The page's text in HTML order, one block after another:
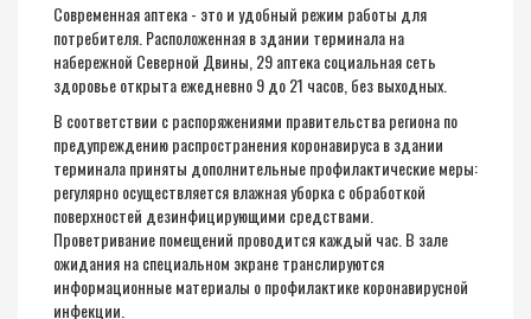
Современная аптека - это и удобный режим работы для
потребителя. Расположенная в здании терминала на
набережной Северной Двины, 29 аптека социальная сеть
здоровье открыта ежедневно 9 до 21 часов, без выходных.
В соответствии с распоряжениями правительства региона по
предупреждению распространения коронавируса в здании
терминала приняты дополнительные профилактические меры:
регулярно осуществляется влажная уборка с обработкой
поверхностей дезинфицирующими средствами.
Проветривание помещений проводится каждый час. В зале
ожидания на специальном экране транслируются
информационные материалы о профилактике коронавирусной
инфекции.